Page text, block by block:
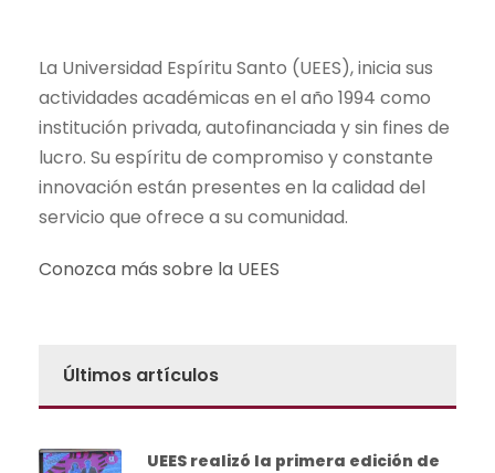
La Universidad Espíritu Santo (UEES), inicia sus
actividades académicas en el año 1994 como
institución privada, autofinanciada y sin fines de
lucro. Su espíritu de compromiso y constante
innovación están presentes en la calidad del
servicio que ofrece a su comunidad.
Conozca más sobre la UEES
Últimos artículos
UEES realizó la primera edición de